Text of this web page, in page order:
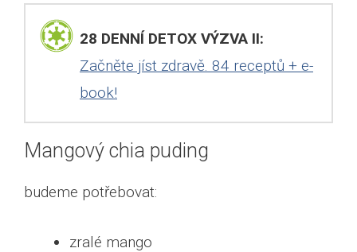
28 DENNÍ DETOX VÝZVA II:
Začněte jíst zdravě. 84 receptů + e-
book!
Mangový chia puding
budeme potřebovat:
zralé mango